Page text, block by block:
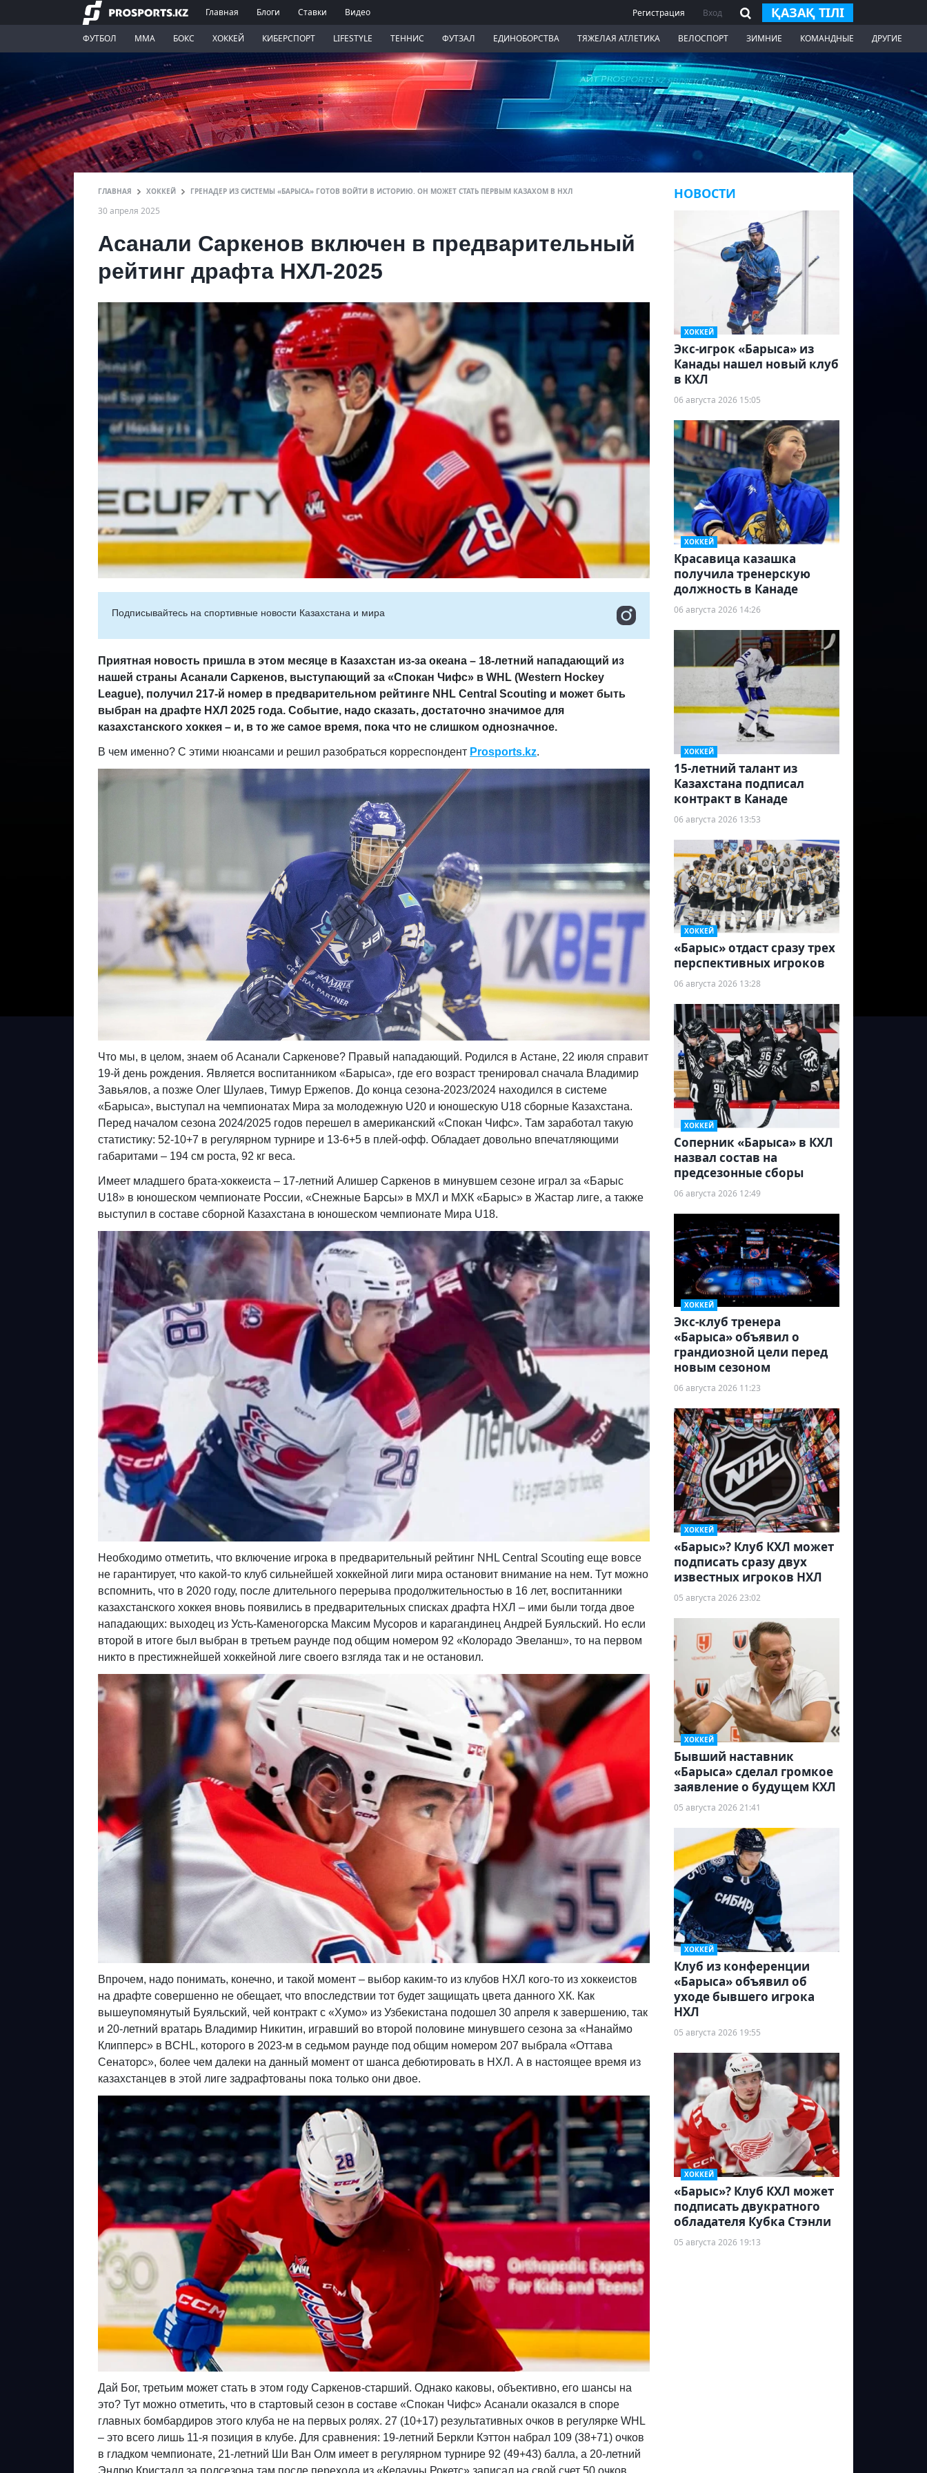
Главная Блоги Ставки Видео Регистрация Вход ҚАЗАҚ ТІЛІ
ФУТБОЛ ММА БОКС ХОККЕЙ КИБЕРСПОРТ LIFESTYLE ТЕННИС ФУТЗАЛ ЕДИНОБОРСТВА ТЯЖЕЛАЯ АТЛЕТИКА ВЕЛОСПОРТ ЗИМНИЕ КОМАНДНЫЕ ДРУГИЕ
ГЛАВНАЯ ХОККЕЙ ГРЕНАДЕР ИЗ СИСТЕМЫ «БАРЫСА» ГОТОВ ВОЙТИ В ИСТОРИЮ. ОН МОЖЕТ СТАТЬ ПЕРВЫМ КАЗАХОМ В НХЛ
30 апреля 2025
Асанали Саркенов включен в предварительный
рейтинг драфта НХЛ-2025
Подписывайтесь на cпортивные новости Казахстана и мира
Приятная новость пришла в этом месяце в Казахстан из-за океана – 18-летний нападающий из
нашей страны Асанали Саркенов, выступающий за «Спокан Чифс» в WHL (Western Hockey
League), получил 217-й номер в предварительном рейтинге NHL Central Scouting и может быть
выбран на драфте НХЛ 2025 года. Событие, надо сказать, достаточно значимое для
казахстанского хоккея – и, в то же самое время, пока что не слишком однозначное.
В чем именно? С этими нюансами и решил разобраться корреспондент Prosports.kz.
Что мы, в целом, знаем об Асанали Саркенове? Правый нападающий. Родился в Астане, 22 июля справит
19-й день рождения. Является воспитанником «Барыса», где его возраст тренировал сначала Владимир
Завьялов, а позже Олег Шулаев, Тимур Ержепов. До конца сезона-2023/2024 находился в системе
«Барыса», выступал на чемпионатах Мира за молодежную U20 и юношескую U18 сборные Казахстана.
Перед началом сезона 2024/2025 годов перешел в американский «Спокан Чифс». Там заработал такую
статистику: 52-10+7 в регулярном турнире и 13-6+5 в плей-офф. Обладает довольно впечатляющими
габаритами – 194 см роста, 92 кг веса.
Имеет младшего брата-хоккеиста – 17-летний Алишер Саркенов в минувшем сезоне играл за «Барыс
U18» в юношеском чемпионате России, «Снежные Барсы» в МХЛ и МХК «Барыс» в Жастар лиге, а также
выступил в составе сборной Казахстана в юношеском чемпионате Мира U18.
Необходимо отметить, что включение игрока в предварительный рейтинг NHL Central Scouting еще вовсе
не гарантирует, что какой-то клуб сильнейшей хоккейной лиги мира остановит внимание на нем. Тут можно
вспомнить, что в 2020 году, после длительного перерыва продолжительностью в 16 лет, воспитанники
казахстанского хоккея вновь появились в предварительных списках драфта НХЛ – ими были тогда двое
нападающих: выходец из Усть-Каменогорска Максим Мусоров и карагандинец Андрей Буяльский. Но если
второй в итоге был выбран в третьем раунде под общим номером 92 «Колорадо Эвеланш», то на первом
никто в престижнейшей хоккейной лиге своего взгляда так и не остановил.
Впрочем, надо понимать, конечно, и такой момент – выбор каким-то из клубов НХЛ кого-то из хоккеистов
на драфте совершенно не обещает, что впоследствии тот будет защищать цвета данного ХК. Как
вышеупомянутый Буяльский, чей контракт с «Хумо» из Узбекистана подошел 30 апреля к завершению, так
и 20-летний вратарь Владимир Никитин, игравший во второй половине минувшего сезона за «Нанаймо
Клипперс» в BCHL, которого в 2023-м в седьмом раунде под общим номером 207 выбрала «Оттава
Сенаторс», более чем далеки на данный момент от шанса дебютировать в НХЛ. А в настоящее время из
казахстанцев в этой лиге задрафтованы пока только они двое.
Дай Бог, третьим может стать в этом году Саркенов-старший. Однако каковы, объективно, его шансы на
это? Тут можно отметить, что в стартовый сезон в составе «Спокан Чифс» Асанали оказался в споре
главных бомбардиров этого клуба не на первых ролях. 27 (10+17) результативных очков в регулярке WHL
– это всего лишь 11-я позиция в клубе. Для сравнения: 19-летний Беркли Кэттон набрал 109 (38+71) очков
в гладком чемпионате, 21-летний Ши Ван Олм имеет в регулярном турнире 92 (49+43) балла, а 20-летний
Эндрю Кристалл за полсезона там после перехода из «Келауны Рокетс» записал на свой счет 50 очков
НОВОСТИ
ХОККЕЙ
Экс-игрок «Барыса» из
Канады нашел новый клуб
в КХЛ
06 августа 2026 15:05
ХОККЕЙ
Красавица казашка
получила тренерскую
должность в Канаде
06 августа 2026 14:26
ХОККЕЙ
15-летний талант из
Казахстана подписал
контракт в Канаде
06 августа 2026 13:53
ХОККЕЙ
«Барыс» отдаст сразу трех
перспективных игроков
06 августа 2026 13:28
ХОККЕЙ
Соперник «Барыса» в КХЛ
назвал состав на
предсезонные сборы
06 августа 2026 12:49
ХОККЕЙ
Экс-клуб тренера
«Барыса» объявил о
грандиозной цели перед
новым сезоном
06 августа 2026 11:23
ХОККЕЙ
«Барыс»? Клуб КХЛ может
подписать сразу двух
известных игроков НХЛ
05 августа 2026 23:02
ХОККЕЙ
Бывший наставник
«Барыса» сделал громкое
заявление о будущем КХЛ
05 августа 2026 21:41
ХОККЕЙ
Клуб из конференции
«Барыса» объявил об
уходе бывшего игрока
НХЛ
05 августа 2026 19:55
ХОККЕЙ
«Барыс»? Клуб КХЛ может
подписать двукратного
обладателя Кубка Стэнли
05 августа 2026 19:13